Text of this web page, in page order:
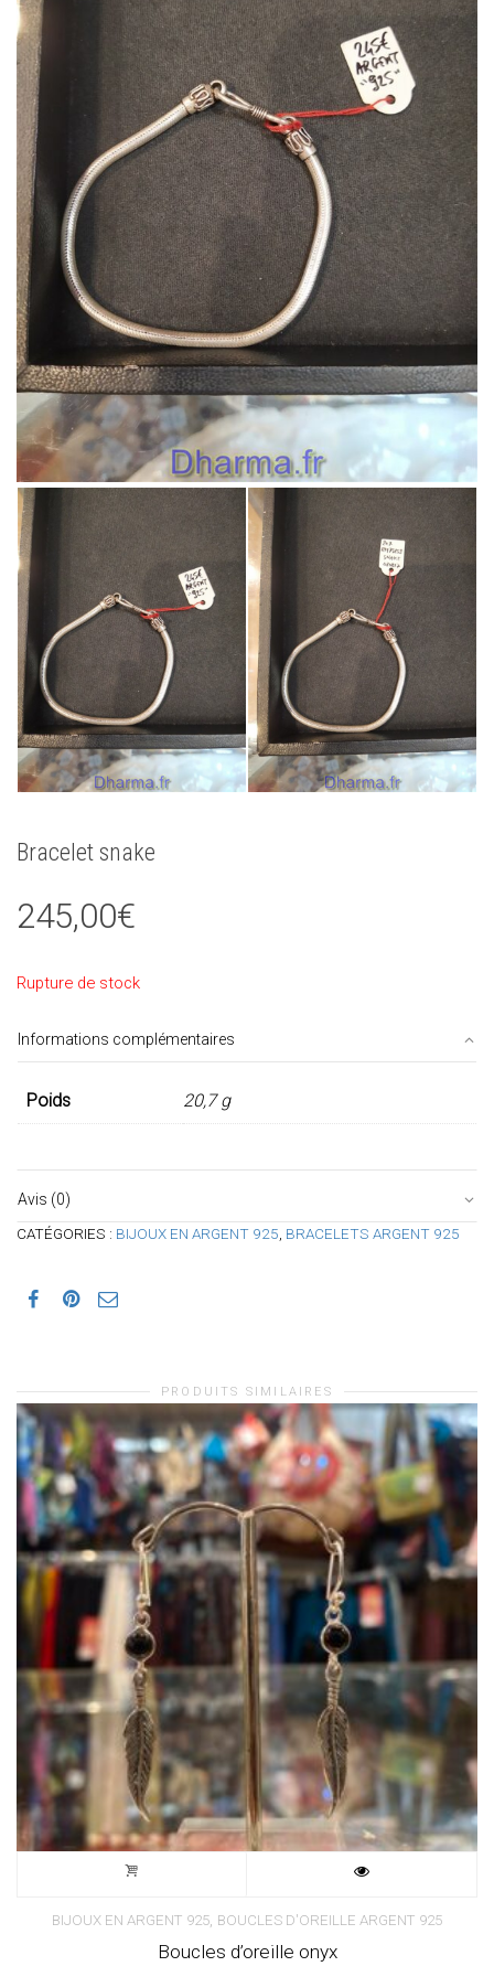
Bracelet snake
245,00€
Rupture de stock
Informations complémentaires
Poids 20,7 g
Avis (0)
CATÉGORIES : BIJOUX EN ARGENT 925 BRACELETS ARGENT 925
PRODUITS SIMILAIRES
BIJOUX EN ARGENT 925, BOUCLES D'OREILLE ARGENT 925
Boucles d’oreille onyx